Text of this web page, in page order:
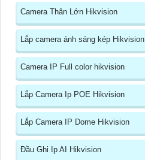
Camera Thân Lớn Hikvision
Lắp camera ánh sáng kép Hikvision
Camera IP Full color hikvision
Lắp Camera Ip POE Hikvision
Lắp Camera IP Dome Hikvision
Đầu Ghi Ip AI Hikvision